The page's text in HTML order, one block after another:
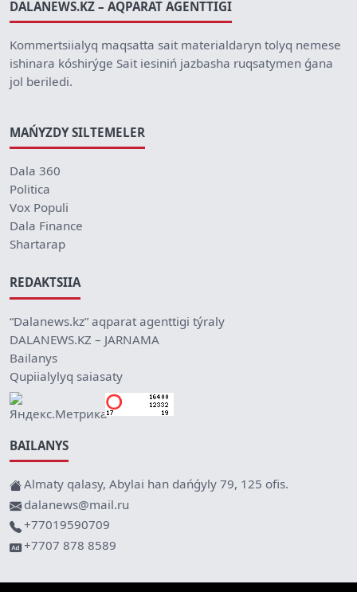
DALANEWS.KZ – AQPARAT AGENTTIGI
Kommertsiialyq maqsatta sait materialdaryn tolyq nemese
ishinara kóshirýge Sait iesiniń jazbasha ruqsatymen ǵana
jol beriledi.
MAŃYZDY SILTEMELER
Dala 360
Politica
Vox Populi
Dala Finance
Shartarap
REDAKTSIIA
“Dalanews.kz” aqparat agenttigi týraly
DALANEWS.KZ – JARNAMA
Bailanys
Qupiialylyq saiasaty
BAILANYS
Almaty qalasy, Abylai han dańǵyly 79, 125 ofis.
dalanews@mail.ru
+77019590709
+7707 878 8589